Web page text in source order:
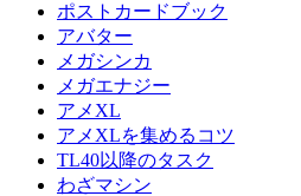
ポストカードブック
アバター
メガシンカ
メガエナジー
アメXL
アメXLを集めるコツ
TL40以降のタスク
わざマシン